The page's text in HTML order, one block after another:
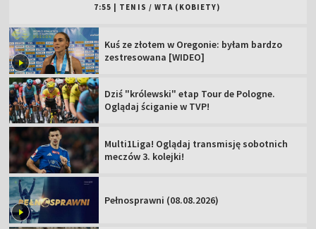
7:55 | TENIS / WTA (KOBIETY)
Kuś ze złotem w Oregonie: byłam bardzo
zestresowana [WIDEO]
Dziś "królewski" etap Tour de Pologne.
Oglądaj ściganie w TVP!
Multi1Liga! Oglądaj transmisję sobotnich
meczów 3. kolejki!
Pełnosprawni (08.08.2026)